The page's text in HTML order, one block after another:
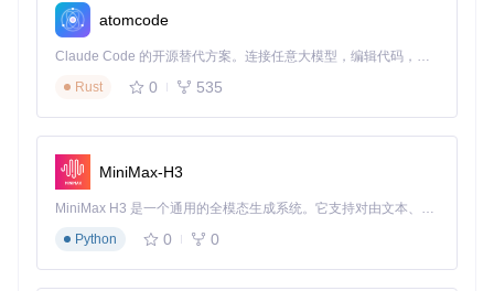
位点的优化问题时，计算效率提升可达100倍以上
💡 适用场景：特别适合解决"多目标优化"问题，如同时优化
基因表达量、代谢效率和环境适应性
在开始前，请确认您的系统满足以下条件：
至少8GB内存（处理大型基因组数据需16GB以上）
支持CUDA的GPU（可选，用于加速大规模种群迭代）
atomcode
Claude Code 的开源替代方案。连接任意大模型，编辑代码，运行命令，自动验证 — 全自动执行。用 Rust 构建，极致性能。 ｜ An open-source alternative to Claude Code. Connect any LLM, edit code, run commands, and verify changes — autonomously. Built in Rust for speed. Get Started
Rust
0 535
MiniMax-H3
MiniMax H3 是一个通用的全模态生成系统。它支持对由文本、图像、视频和音频组成的多模态上下文进行统一理解，并能生成分辨率高达 2K、时长可达 15 秒的带原生立体声音频的视频。得益于面向任务泛化的系统设计，H3 在预训练阶段就已具备广泛的多模态上下文理解与生成能力，能够出色地执行复杂的多模态指令。
Python
0 0